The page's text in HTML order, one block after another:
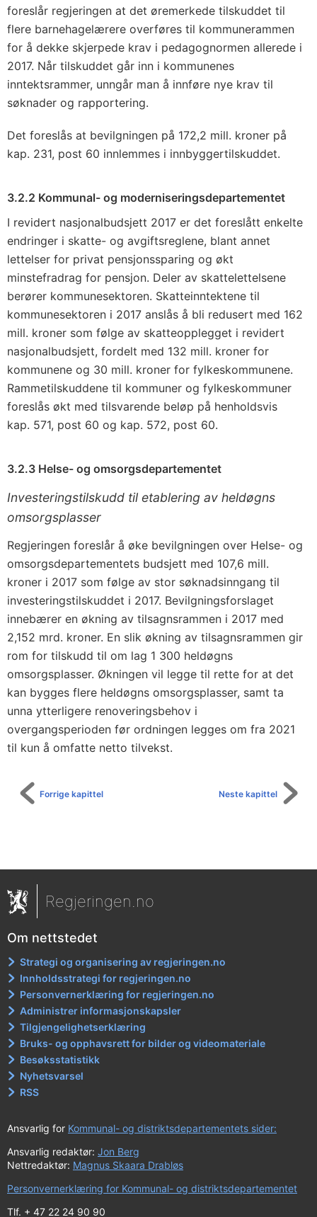
foreslår regjeringen at det øremerkede tilskuddet til
flere barnehagelærere overføres til kommunerammen
for å dekke skjerpede krav i pedagognormen allerede i
2017. Når tilskuddet går inn i kommunenes
inntektsrammer, unngår man å innføre nye krav til
søknader og rapportering.
Det foreslås at bevilgningen på 172,2 mill. kroner på
kap. 231, post 60 innlemmes i innbyggertilskuddet.
3.2.2 Kommunal- og moderniseringsdepartementet
I revidert nasjonalbudsjett 2017 er det foreslått enkelte
endringer i skatte- og avgiftsreglene, blant annet
lettelser for privat pensjonssparing og økt
minstefradrag for pensjon. Deler av skattelettelsene
berører kommunesektoren. Skatteinntektene til
kommunesektoren i 2017 anslås å bli redusert med 162
mill. kroner som følge av skatteopplegget i revidert
nasjonalbudsjett, fordelt med 132 mill. kroner for
kommunene og 30 mill. kroner for fylkeskommunene.
Rammetilskuddene til kommuner og fylkeskommuner
foreslås økt med tilsvarende beløp på henholdsvis
kap. 571, post 60 og kap. 572, post 60.
3.2.3 Helse- og omsorgsdepartementet
Investeringstilskudd til etablering av heldøgns
omsorgsplasser
Regjeringen foreslår å øke bevilgningen over Helse- og
omsorgsdepartementets budsjett med 107,6 mill.
kroner i 2017 som følge av stor søknadsinngang til
investeringstilskuddet i 2017. Bevilgningsforslaget
innebærer en økning av tilsagnsrammen i 2017 med
2,152 mrd. kroner. En slik økning av tilsagnsrammen gir
rom for tilskudd til om lag 1 300 heldøgns
omsorgsplasser. Økningen vil legge til rette for at det
kan bygges flere heldøgns omsorgsplasser, samt ta
unna ytterligere renoveringsbehov i
overgangsperioden før ordningen legges om fra 2021
til kun å omfatte netto tilvekst.
Neste kapittel
Forrige kapittel
Regjeringen.no
Om nettstedet
Strategi og organisering av regjeringen.no
Innholdsstrategi for regjeringen.no
Personvernerklæring for regjeringen.no
Administrer informasjonskapsler
Tilgjengelighetserklæring
Bruks- og opphavsrett for bilder og videomateriale
Besøksstatistikk
Nyhetsvarsel
RSS
Ansvarlig for Kommunal- og distriktsdepartementets sider:
Ansvarlig redaktør: Jon Berg
Nettredaktør: Magnus Skaara Drabløs
Personvernerklæring for Kommunal- og distriktsdepartementet
Tlf. + 47 22 24 90 90